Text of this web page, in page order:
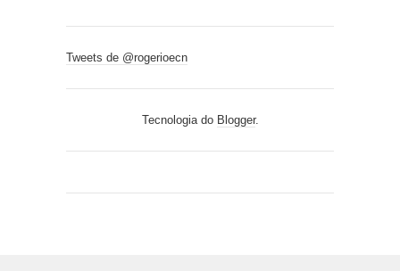
Tweets de @rogerioecn
Tecnologia do Blogger.